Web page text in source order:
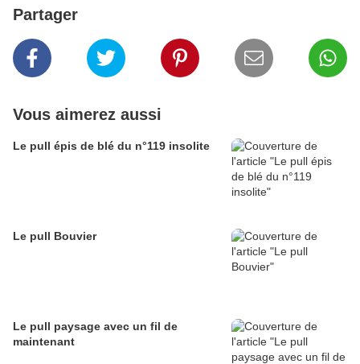
Partager
Vous aimerez aussi
Le pull épis de blé du n°119 insolite
Le pull Bouvier
Le pull paysage avec un fil de
maintenant